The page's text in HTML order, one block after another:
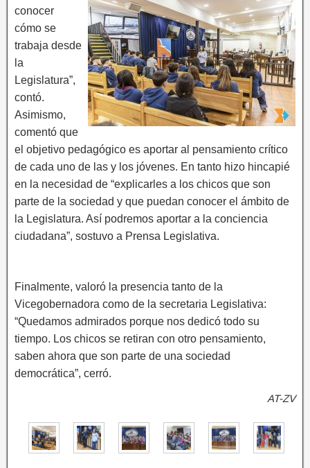
conocer
cómo se
trabaja desde
la
Legislatura”,
contó.
Asimismo,
comentó que
el objetivo pedagógico es aportar al pensamiento crítico
de cada uno de las y los jóvenes. En tanto hizo hincapié
en la necesidad de “explicarles a los chicos que son
parte de la sociedad y que puedan conocer el ámbito de
la Legislatura. Así podremos aportar a la conciencia
ciudadana”, sostuvo a Prensa Legislativa.
Finalmente, valoró la presencia tanto de la
Vicegobernadora como de la secretaria Legislativa:
“Quedamos admirados porque nos dedicó todo su
tiempo. Los chicos se retiran con otro pensamiento,
saben ahora que son parte de una sociedad
democrática”, cerró.
AT-ZV